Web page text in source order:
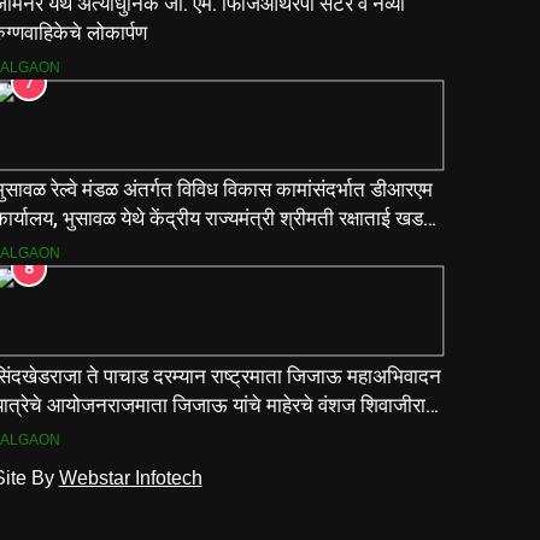
येथे अत्याधुनिक जी. एम. फिजिओथेरपी सेंटर व नव्या
लोकार्पण
7
रेल्वे मंडळ अंतर्गत विविध विकास कामांसंदर्भात डीआरएम
भुसावळ येथे केंद्रीय राज्यमंत्री श्रीमती रक्षाताई खडसे
आढावा बैठक घेतली…
8
ते पाचाड दरम्यान राष्ट्रमाता जिजाऊ महाअभिवादन
आयोजनराजमाता जिजाऊ यांचे माहेरचे वंशज शिवाजीराजे
यांच्या मार्गदर्शनाखाली ऐतिहासिक यात्रा
By Webstar Infotech